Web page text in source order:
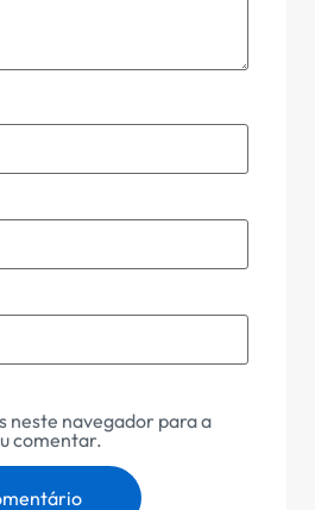
neste navegador para a
comentar.